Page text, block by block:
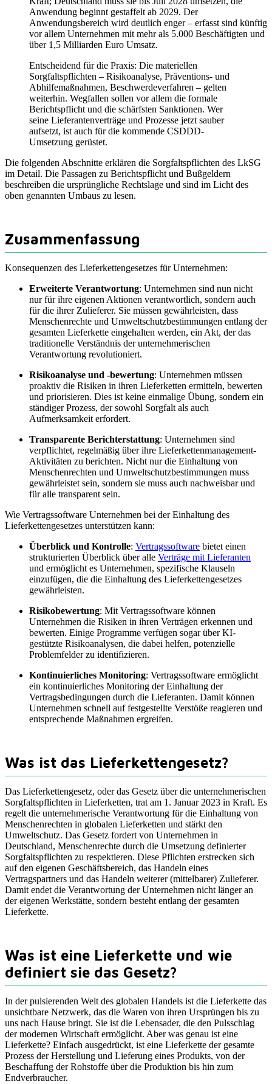
Anwendung beginnt gestaffelt ab 2029. Der
Anwendungsbereich wird deutlich enger – erfasst sind künftig
vor allem Unternehmen mit mehr als 5.000 Beschäftigten und
über 1,5 Milliarden Euro Umsatz.
Entscheidend für die Praxis: Die materiellen
Sorgfaltspflichten – Risikoanalyse, Präventions- und
Abhilfemaßnahmen, Beschwerdeverfahren – gelten
weiterhin. Wegfallen sollen vor allem die formale
Berichtspflicht und die schärfsten Sanktionen. Wer
seine Lieferantenverträge und Prozesse jetzt sauber
aufsetzt, ist auch für die kommende CSDDD-
Umsetzung gerüstet.
Die folgenden Abschnitte erklären die Sorgfaltspflichten des LkSG
im Detail. Die Passagen zu Berichtspflicht und Bußgeldern
beschreiben die ursprüngliche Rechtslage und sind im Licht des
oben genannten Umbaus zu lesen.
Zusammenfassung
Konsequenzen des Lieferkettengesetzes für Unternehmen:
Erweiterte Verantwortung: Unternehmen sind nun nicht
nur für ihre eigenen Aktionen verantwortlich, sondern auch
für die ihrer Zulieferer. Sie müssen gewährleisten, dass
Menschenrechte und Umweltschutzbestimmungen entlang der
gesamten Lieferkette eingehalten werden, ein Akt, der das
traditionelle Verständnis der unternehmerischen
Verantwortung revolutioniert.
Risikoanalyse und -bewertung: Unternehmen müssen
proaktiv die Risiken in ihren Lieferketten ermitteln, bewerten
und priorisieren. Dies ist keine einmalige Übung, sondern ein
ständiger Prozess, der sowohl Sorgfalt als auch
Aufmerksamkeit erfordert.
Transparente Berichterstattung: Unternehmen sind
verpflichtet, regelmäßig über ihre Lieferkettenmanagement-
Aktivitäten zu berichten. Nicht nur die Einhaltung von
Menschenrechten und Umweltschutzbestimmungen muss
gewährleistet sein, sondern sie muss auch nachweisbar und
für alle transparent sein.
Wie Vertragssoftware Unternehmen bei der Einhaltung des
Lieferkettengesetzes unterstützen kann:
Überblick und Kontrolle: Vertragssoftware bietet einen
strukturierten Überblick über alle Verträge mit Lieferanten
und ermöglicht es Unternehmen, spezifische Klauseln
einzufügen, die die Einhaltung des Lieferkettengesetzes
gewährleisten.
Risikobewertung: Mit Vertragssoftware können
Unternehmen die Risiken in ihren Verträgen erkennen und
bewerten. Einige Programme verfügen sogar über KI-
gestützte Risikoanalysen, die dabei helfen, potenzielle
Problemfelder zu identifizieren.
Kontinuierliches Monitoring: Vertragssoftware ermöglicht
ein kontinuierliches Monitoring der Einhaltung der
Vertragsbedingungen durch die Lieferanten. Damit können
Unternehmen schnell auf festgestellte Verstöße reagieren und
entsprechende Maßnahmen ergreifen.
Was ist das Lieferkettengesetz?
Das Lieferkettengesetz, oder das Gesetz über die unternehmerischen
Sorgfaltspflichten in Lieferketten, trat am 1. Januar 2023 in Kraft. Es
regelt die unternehmerische Verantwortung für die Einhaltung von
Menschenrechten in globalen Lieferketten und stärkt den
Umweltschutz. Das Gesetz fordert von Unternehmen in
Deutschland, Menschenrechte durch die Umsetzung definierter
Sorgfaltspflichten zu respektieren. Diese Pflichten erstrecken sich
auf den eigenen Geschäftsbereich, das Handeln eines
Vertragspartners und das Handeln weiterer (mittelbarer) Zulieferer.
Damit endet die Verantwortung der Unternehmen nicht länger an
der eigenen Werkstätte, sondern besteht entlang der gesamten
Lieferkette.
Was ist eine Lieferkette und wie
definiert sie das Gesetz?
In der pulsierenden Welt des globalen Handels ist die Lieferkette das
unsichtbare Netzwerk, das die Waren von ihren Ursprüngen bis zu
uns nach Hause bringt. Sie ist die Lebensader, die den Pulsschlag
der modernen Wirtschaft ermöglicht. Aber was genau ist eine
Lieferkette? Einfach ausgedrückt, ist eine Lieferkette der gesamte
Prozess der Herstellung und Lieferung eines Produkts, von der
Beschaffung der Rohstoffe über die Produktion bis hin zum
Endverbraucher.